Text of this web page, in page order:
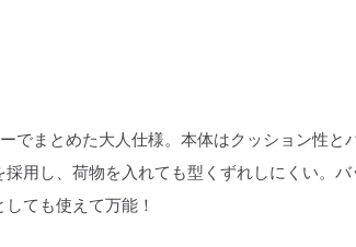
でまとめた大人仕様。本体はクッション性と
採用し、荷物を入れても型くずれしにくい。バ
ても使えて万能！